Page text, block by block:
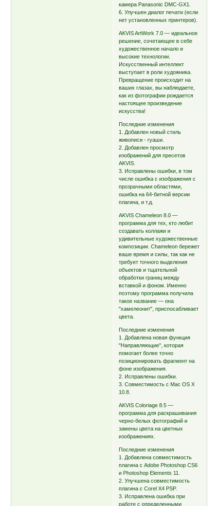
камера Panasonic DMC-GX1.
6. Улучшен диалог печати (если
нет установленных принтеров).
AKVIS ArtWork 7.0 — идеальное
решение, сочетающее в себе
художественное начало и
высокие технологии.
Искусственный интеллект
выступает в роли художника.
Превращение происходит на
ваших глазах, вы наблюдаете,
как из фотографии рождается
настоящее произведение
искусства!
Последние изменения
1. Добавлен новый стиль
живописи - гуаши.
2. Добавлен просмотр
изображений для пресетов
AKVIS.
3. Исправлены ошибки, в том
числе ошибка с изображения с
прозрачными областями,
ошибка на 64-битной версии
плагина, и т.д.
AKVIS Chameleon 8.0 —
программа для тех, кто любит
создавать коллажи и
удивительные художественные
композиции. Chameleon бережет
ваше время и силы, так как не
требует точного выделения
объектов и тщательной
обработки границ между
вставкой и фоном. Именно
поэтому программа получила
такое название — она
"хамелеонит", приспосабливает
цвета.
Последние изменения
1. Добавлена новая функция
"Направляющие", которая
помогает более точно
позиционировать фрагмент на
фоне изображения.
2. Исправлены ошибки.
3. Совместимость с Mac OS X
10.8.
AKVIS Coloriage 8.5 —
программа для раскрашивания
черно-белых фотографий и
замены цвета на цветных
изображениях.
Последние изменения
1. Добавлена совместимость
плагина с Adobe Photoshop CS6
и Photoshop Elements 11.
2. Улучшена совместимость
плагина с Corel X4 PSP.
3. Исправлена ошибка при
работе с определенными